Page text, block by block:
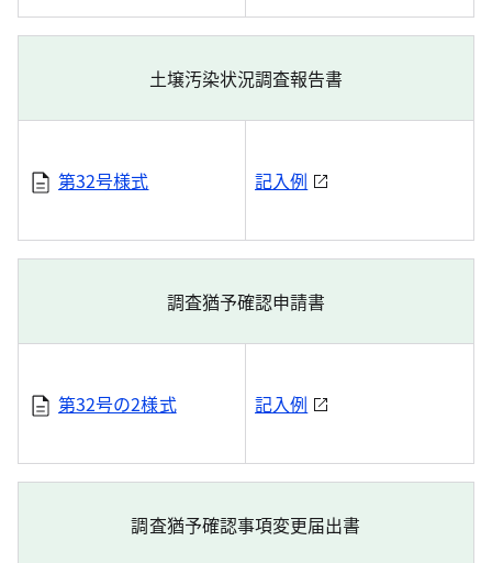
土壌汚染状況調査報告書
第32号様式 記入例
調査猶予確認申請書
第32号の2様式 記入例
調査猶予確認事項変更届出書